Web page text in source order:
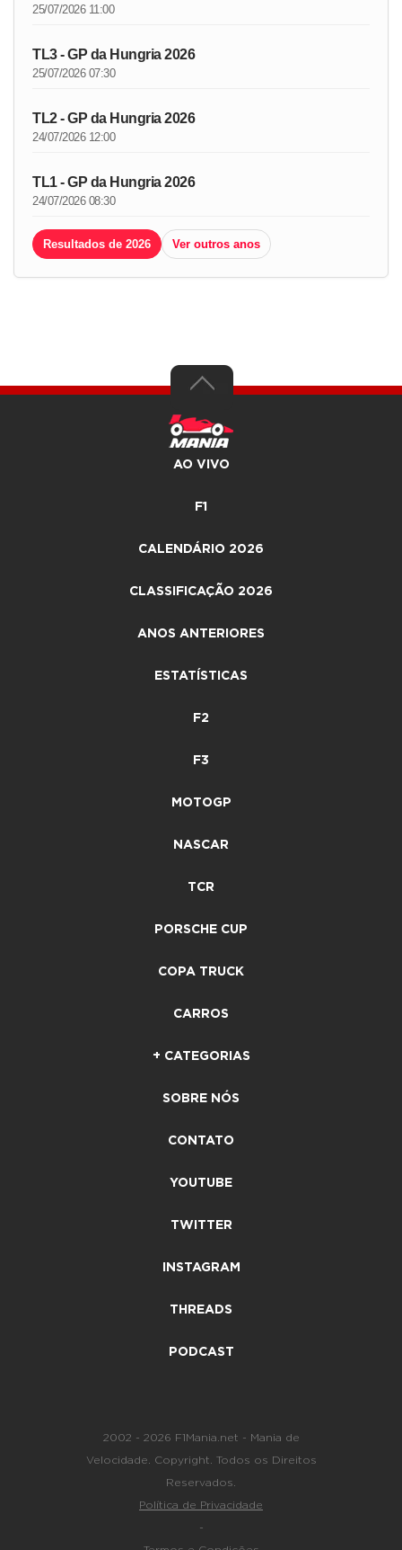
25/07/2026 11:00
TL3 - GP da Hungria 2026
25/07/2026 07:30
TL2 - GP da Hungria 2026
24/07/2026 12:00
TL1 - GP da Hungria 2026
24/07/2026 08:30
Resultados de 2026 Ver outros anos
AO VIVO
F1
CALENDÁRIO 2026
CLASSIFICAÇÃO 2026
ANOS ANTERIORES
ESTATÍSTICAS
F2
F3
MOTOGP
NASCAR
TCR
PORSCHE CUP
COPA TRUCK
CARROS
+ CATEGORIAS
SOBRE NÓS
CONTATO
YOUTUBE
TWITTER
INSTAGRAM
THREADS
PODCAST
2002 - 2026 F1Mania.net - Mania de
Velocidade. Copyright. Todos os Direitos
Reservados.
Política de Privacidade
-